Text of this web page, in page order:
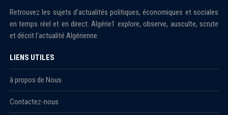
Retrouvez les sujets d'actualités politiques, économiques et sociales
en temps réel et en direct. Algérie1 explore, observe, ausculte, scrute
et décrit l'actualité Algérienne.
LIENS UTILES
à propos de Nous
Contactez-nous